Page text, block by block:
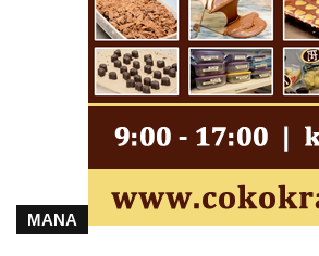
vzpoury v Rumburku
Pamětní deska obětem holokaustu u
židovského hřbitova v Kovanicích
Pamětní deska legionářům na Obecním
úřadě v Kovanicích
Pomník obětem 1. světové války v
Kovanicích
Pomník obětem válek v Kněževsi
MANA